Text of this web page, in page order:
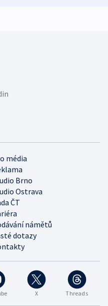
X Threads
média
Brno
Ostrava
ČT
námětů
dotazy